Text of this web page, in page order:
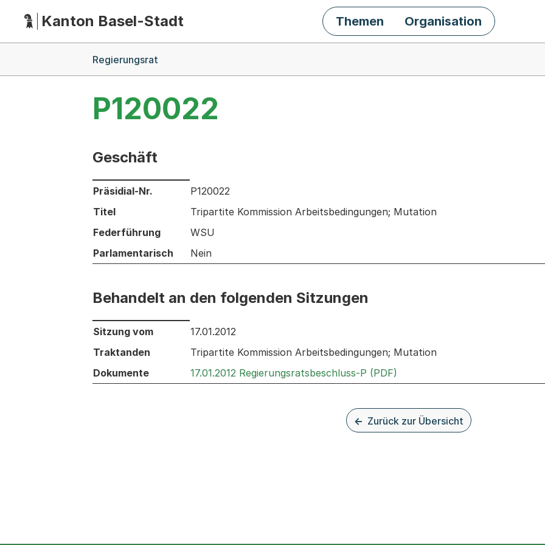
HauptnavigationKanton Basel-Stadt Themen Organisation
Regierungsrat
P120022
Geschäft
Informationen zum Ausgewählten Geschäft
Präsidial-Nr.
P120022
Titel
Tripartite Kommission Arbeitsbedingungen; Mutation
Federführung
WSU
Parlamentarisch
Nein
Behandelt an den folgenden Sitzungen
Behandelt an den folgenden Sitzungen: Informationen zu den Sitzungen zum Geschäft
Sitzung vom
17.01.2012
Traktanden
Tripartite Kommission Arbeitsbedingungen; Mutation
Dokumente
17.01.2012 Regierungsratsbeschluss-P (PDF)
Zurück zur Übersicht